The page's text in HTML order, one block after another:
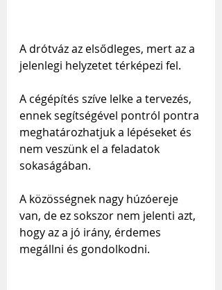
A drótváz az elsődleges, mert az a
jelenlegi helyzetet térképezi fel.
A cégépítés szíve lelke a tervezés,
ennek segítségével pontról pontra
meghatározhatjuk a lépéseket és
nem veszünk el a feladatok
sokaságában.
A közösségnek nagy húzóereje
van, de ez sokszor nem jelenti azt,
hogy az a jó irány, érdemes
megállni és gondolkodni.